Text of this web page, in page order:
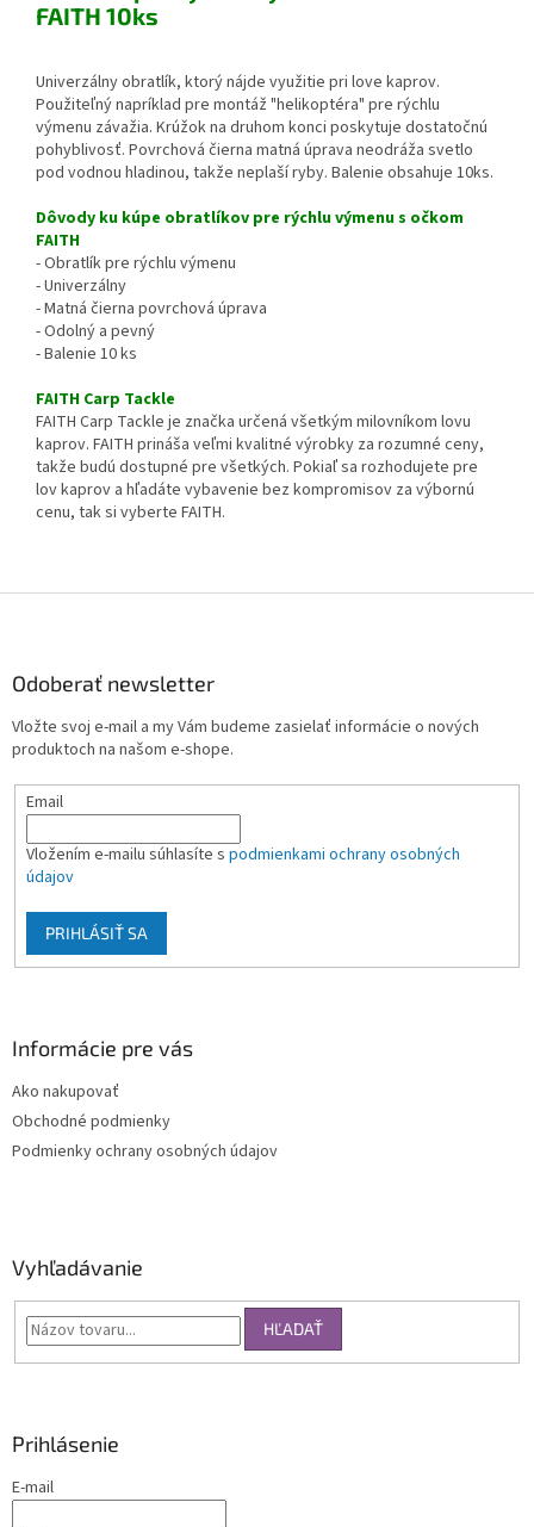
FAITH 10ks
Univerzálny obratlík, ktorý nájde využitie pri love kaprov.
Použiteľný napríklad pre montáž "helikoptéra" pre rýchlu
výmenu závažia. Krúžok na druhom konci poskytuje dostatočnú
pohyblivosť. Povrchová čierna matná úprava neodráža svetlo
pod vodnou hladinou, takže neplaší ryby. Balenie obsahuje 10ks.
Dôvody ku kúpe obratlíkov pre rýchlu výmenu s očkom
FAITH
- Obratlík pre rýchlu výmenu
- Univerzálny
- Matná čierna povrchová úprava
- Odolný a pevný
- Balenie 10 ks
FAITH Carp Tackle
FAITH Carp Tackle je značka určená všetkým milovníkom lovu
kaprov. FAITH prináša veľmi kvalitné výrobky za rozumné ceny,
takže budú dostupné pre všetkých. Pokiaľ sa rozhodujete pre
lov kaprov a hľadáte vybavenie bez kompromisov za výbornú
cenu, tak si vyberte FAITH.
Odoberať newsletter
Vložte svoj e-mail a my Vám budeme zasielať informácie o nových
produktoch na našom e-shope.
Email
Vložením e-mailu súhlasíte s podmienkami ochrany osobných
údajov
PRIHLÁSIŤ SA
Informácie pre vás
Ako nakupovať
Obchodné podmienky
Podmienky ochrany osobných údajov
Vyhľadávanie
HĽADAŤ
Prihlásenie
E-mail